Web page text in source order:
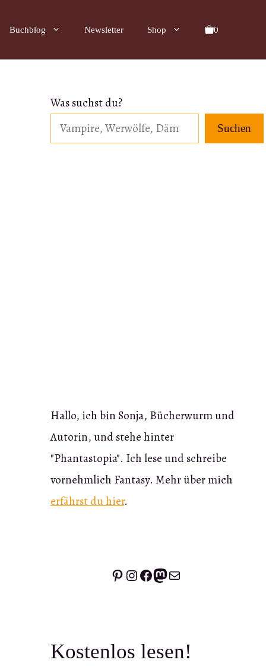
Buchblog Newsletter Shop 0
Was suchst du?
Suchen
Hallo, ich bin Sonja, Bücherwurm und
Autorin, und stehe hinter
"Phantastopia". Ich lese und schreibe
vornehmlich Fantasy. Mehr über mich
erfährst du hier.
Pinterest
Instagram
Facebook
Mastodon
E-Mail
Kostenlos lesen!